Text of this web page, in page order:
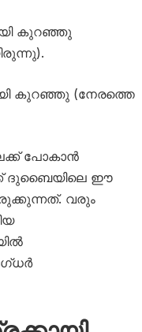
കുറഞ്ഞു
കുറഞ്ഞു (നേരത്തെ
പോകാൻ
ദുബൈയിലെ ഈ
വരും